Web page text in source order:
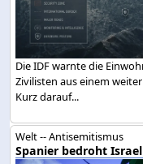
Die IDF warnte die
Zivilisten aus einem
Kurz darauf...
Welt -- Antisemitismus
Spanier bedroht